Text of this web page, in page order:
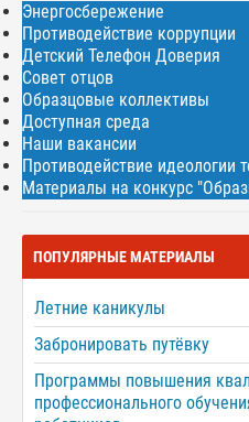
Энергосбережение
Противодействие коррупции
Детский Телефон Доверия
Совет отцов
Образцовые коллективы
Доступная среда
Наши вакансии
Противодействие идеологии
Материалы на конкурс
ПОПУЛЯРНЫЕ МАТЕРИАЛЫ
Летние каникулы
Забронировать путёвку
Программы повышения
профессионального